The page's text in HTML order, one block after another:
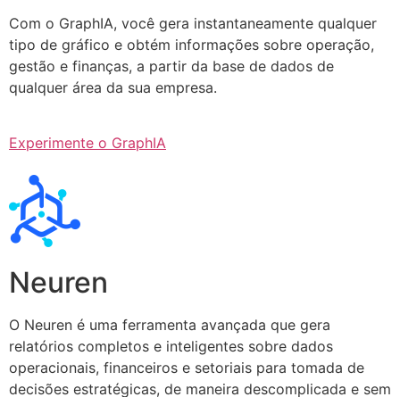
Com o GraphIA, você gera instantaneamente qualquer
tipo de gráfico e obtém informações sobre operação,
gestão e finanças, a partir da base de dados de
qualquer área da sua empresa.
Experimente o GraphIA
Neuren
O Neuren é uma ferramenta avançada que gera
relatórios completos e inteligentes sobre dados
operacionais, financeiros e setoriais para tomada de
decisões estratégicas, de maneira descomplicada e sem